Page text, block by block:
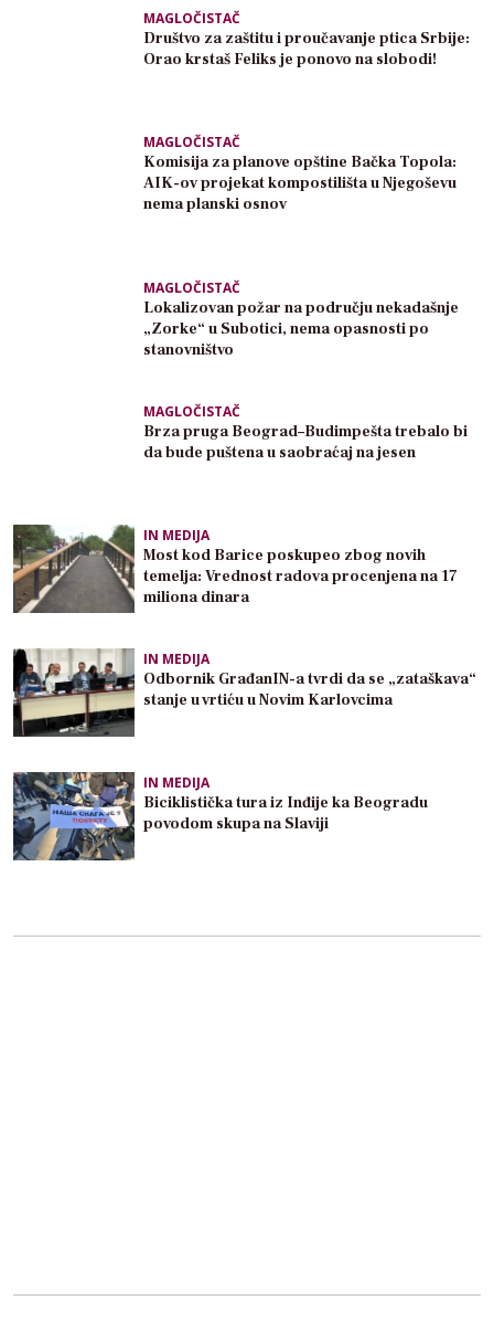
MAGLOČISTAČ
Društvo za zaštitu i proučavanje ptica Srbije:
Orao krstaš Feliks je ponovo na slobodi!
MAGLOČISTAČ
Komisija za planove opštine Bačka Topola:
AIK-ov projekat kompostilišta u Njegoševu
nema planski osnov
MAGLOČISTAČ
Lokalizovan požar na području nekadašnje
„Zorke“ u Subotici, nema opasnosti po
stanovništvo
MAGLOČISTAČ
Brza pruga Beograd–Budimpešta trebalo bi
da bude puštena u saobraćaj na jesen
IN MEDIJA
Most kod Barice poskupeo zbog novih
temelja: Vrednost radova procenjena na 17
miliona dinara
IN MEDIJA
Odbornik GrađanIN-a tvrdi da se „zataškava“
stanje u vrtiću u Novim Karlovcima
IN MEDIJA
Biciklistička tura iz Inđije ka Beogradu
povodom skupa na Slaviji